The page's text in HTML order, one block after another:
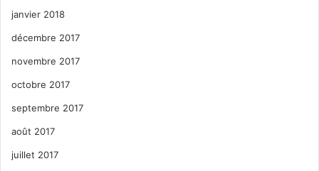
janvier 2018
décembre 2017
novembre 2017
octobre 2017
septembre 2017
août 2017
juillet 2017